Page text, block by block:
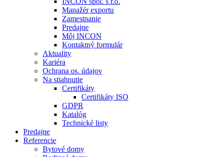
Manažér exportu
Zamestnanie
Predajne
Môj INCON
Kontaktný formulár
Aktuality
Kariéra
Ochrana os. údajov
Na stiahnutie
Certifikáty
Certifikáty ISO
GDPR
Katalóg
Technické listy
Predajne
Referencie
Bytové domy